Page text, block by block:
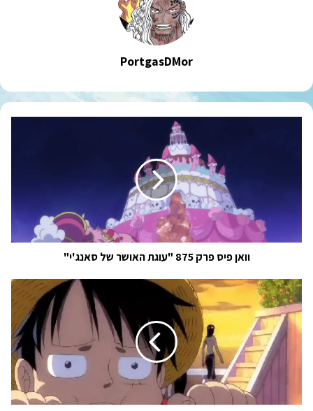
PortgasDMor
האושר
של
וואן פיס פרק 875 "עוגת האושר של סאנג'י"
היום
לא
יוצא
פרק